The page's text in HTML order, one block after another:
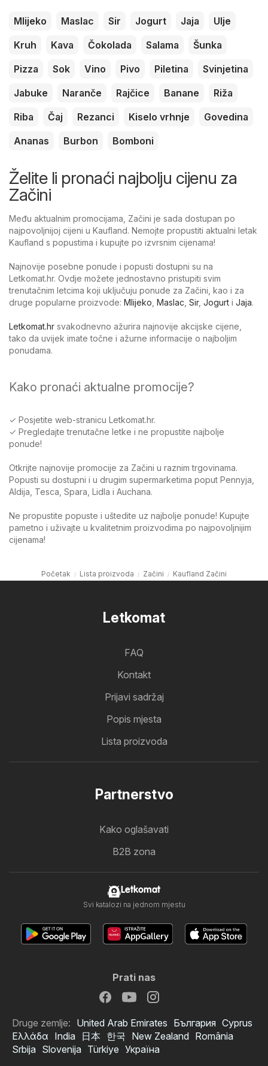
Mlijeko Maslac Sir Jogurt Jaja
Ulje
Kruh
Kava Čokolada Salama
Šunka
Pizza
Sok Vino Pivo Piletina
Svinjetina
Jabuke
Naranče Rajčice Banane
Riža
Riba
Čaj Rezanci Kiselo vrhnje
Govedina
Ananas
Burbon Bomboni
Želite li pronaći najbolju cijenu za
Začini
Među aktualnim promocijama, Začini je sada dostupan po
najpovoljnijoj cijeni u Kaufland. Nemojte propustiti aktualni letak
Kaufland s popustima i kupujte po izvrsnim cijenama!
Najnovije posebne ponude i popusti dostupni su na
Letkomat.hr. Ovdje možete jednostavno pristupiti svim
trenutačnim letcima koji uključuju ponude za Začini, kao i za
druge popularne proizvode: Mlijeko Maslac Sir, Jogurt i Jaja.
Letkomat.hr svakodnevno ažurira najnovije akcijske cijene,
tako da uvijek imate točne i ažurne informacije o najboljim
ponudama.
Kako pronaći aktualne promocije?
✓ Posjetite web-stranicu Letkomat.hr.
✓ Pregledajte trenutačne letke i ne propustite najbolje
ponude!
Otkrijte najnovije promocije za Začini u raznim trgovinama.
Popusti su dostupni i u drugim supermarketima poput Pennyja,
Aldija, Tesca, Spara, Lidla i Auchana.
Ne propustite popuste i uštedite uz najbolje ponude! Kupujte
pametno i uživajte u kvalitetnim proizvodima po najpovoljnijim
cijenama!
Početak Lista proizvoda Začini Kaufland Začini
Letkomat
FAQ
Kontakt
Prijavi sadržaj
Popis mjesta
Lista proizvoda
Partnerstvo
Kako oglašavati
B2B zona
Letkomat
Svi katalozi na jednom mjestu
Prati nas
Druge zemlje: United Arab Emirates България Cyprus
Ελλάδα India 日本 한국 New Zealand România
Srbija Slovenija Türkiye Україна